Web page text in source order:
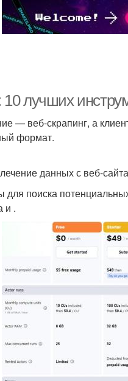
10 лучших
— веб-скрапинг, а
формат.
данных с веб-
для поиска
и .